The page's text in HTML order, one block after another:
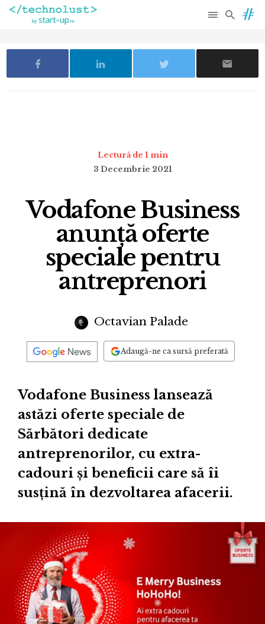
Lectură de 1 min
3 Decembrie 2021
Vodafone Business
anunță oferte
speciale pentru
antreprenori
Octavian Palade
Adaugă-ne ca sursă preferată
Vodafone Business lansează
astăzi oferte speciale de
Sărbători dedicate
antreprenorilor, cu extra-
cadouri și beneficii care să îi
susțină în dezvoltarea afacerii.